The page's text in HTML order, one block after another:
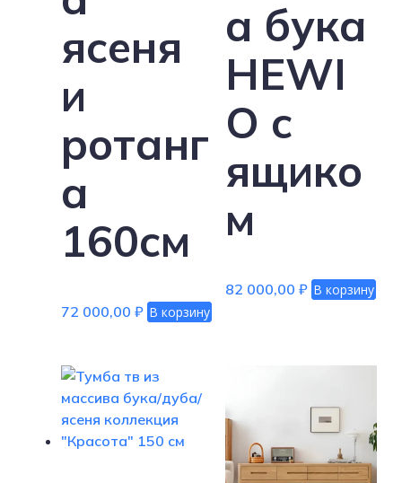
ясеня
и
ротанг
а
160см
72 000,00 ₽ В корзину
а бука
HEWI
O с
ящико
м
82 000,00₽ В корзину